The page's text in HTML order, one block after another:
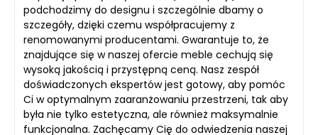
podchodzimy do designu i szczególnie dbamy o
szczegóły, dzięki czemu współpracujemy z
renomowanymi producentami. Gwarantuje to, że
znajdujące się w naszej ofercie meble cechują się
wysoką jakością i przystępną ceną. Nasz zespół
doświadczonych ekspertów jest gotowy, aby pomóc
Ci w optymalnym zaaranżowaniu przestrzeni, tak aby
była nie tylko estetyczna, ale również maksymalnie
funkcjonalna. Zachęcamy Cię do odwiedzenia naszej